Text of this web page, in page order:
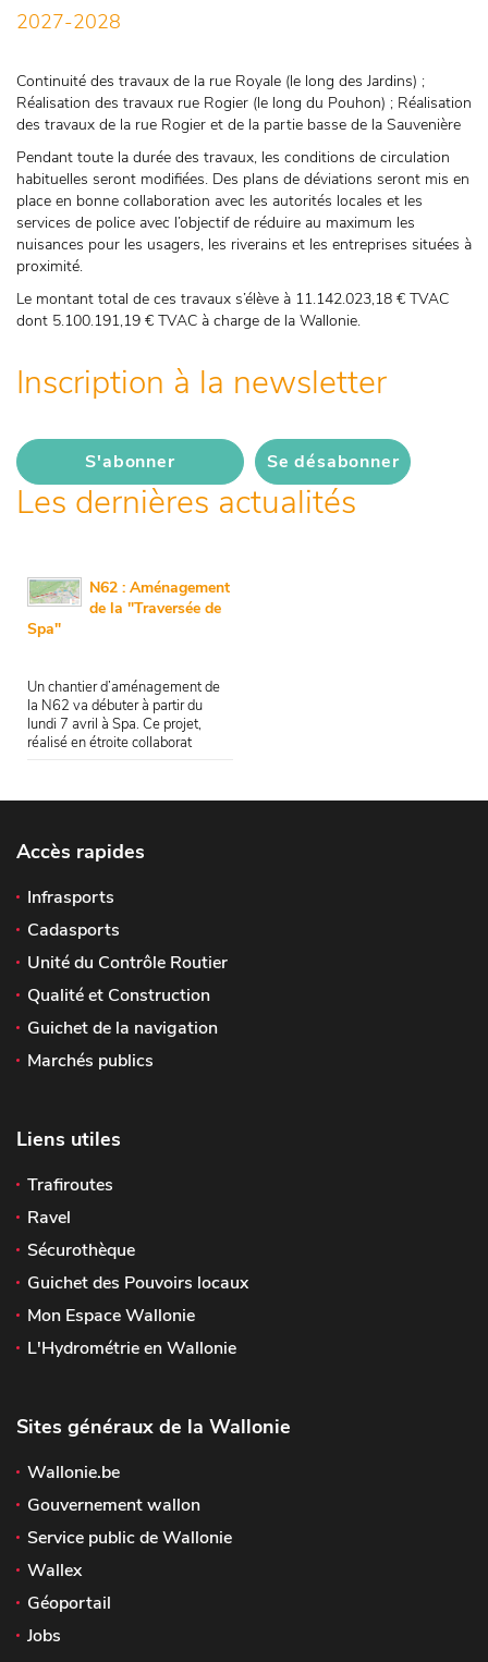
2027-2028
Continuité des travaux de la rue Royale (le long des Jardins) ;
Réalisation des travaux rue Rogier (le long du Pouhon) ; Réalisation
des travaux de la rue Rogier et de la partie basse de la Sauvenière
Pendant toute la durée des travaux, les conditions de circulation
habituelles seront modifiées. Des plans de déviations seront mis en
place en bonne collaboration avec les autorités locales et les
services de police avec l’objectif de réduire au maximum les
nuisances pour les usagers, les riverains et les entreprises situées à
proximité.
Le montant total de ces travaux s’élève à 11.142.023,18 € TVAC
dont 5.100.191,19 € TVAC à charge de la Wallonie.
Inscription à la newsletter
S'abonner Se désabonner
Les dernières actualités
N62 : Aménagement
de la "Traversée de
Spa"
Un chantier d’aménagement de
la N62 va débuter à partir du
lundi 7 avril à Spa. Ce projet,
réalisé en étroite collaborat
Accès rapides
Infrasports
Cadasports
Unité du Contrôle Routier
Qualité et Construction
Guichet de la navigation
Marchés publics
Liens utiles
Trafiroutes
Ravel
Sécurothèque
Guichet des Pouvoirs locaux
Mon Espace Wallonie
L'Hydrométrie en Wallonie
Sites généraux de la Wallonie
Wallonie.be
Gouvernement wallon
Service public de Wallonie
Wallex
Géoportail
Jobs